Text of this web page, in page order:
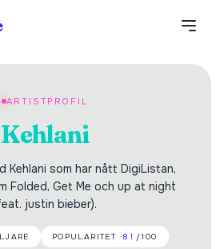
ARTISTPROFIL
Kehlani
Kehlani som har nått DigiListan,
Folded, Get Me och up at night
justin bieber).
POPULARITET ·81 /100